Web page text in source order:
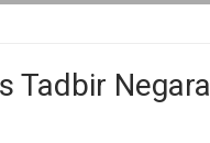
Tadbir Negara